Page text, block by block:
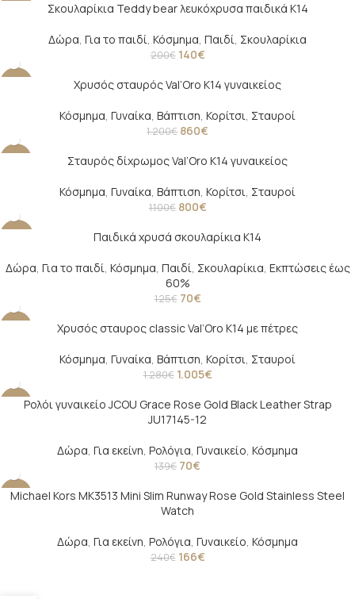
Σκουλαρίκια Teddy bear λευκόχρυσα παιδικά Κ14
Δώρα, Για το παιδί, Κόσμημα, Παιδί, Σκουλαρίκια
200€ 140€
Χρυσός σταυρός Val’Oro Κ14 γυναικείος
Κόσμημα, Γυναίκα, Βάπτιση, Κορίτσι, Σταυροί
1.200€ 860€
Σταυρός δίχρωμος Val’Oro Κ14 γυναικείος
Κόσμημα, Γυναίκα, Βάπτιση, Κορίτσι, Σταυροί
1.100€ 800€
Παιδικά χρυσά σκουλαρίκια Κ14
Δώρα, Για το παιδί, Κόσμημα, Παιδί, Σκουλαρίκια, Εκπτώσεις έως
60%
125€ 70€
Χρυσός σταυρος classic Val’Oro Κ14 με πέτρες
Κόσμημα, Γυναίκα, Βάπτιση, Κορίτσι, Σταυροί
1.280€ 1.005€
-50%Ρολόι γυναικείο JCOU Grace Rose Gold Black Leather Strap
JU17145-12
Δώρα, Για εκείνη, Ρολόγια, Γυναικείο, Κόσμημα
139€ 70€
-31%
Michael Kors MK3513 Mini Slim Runway Rose Gold Stainless Steel
Watch
Δώρα, Για εκείνη, Ρολόγια, Γυναικείο, Κόσμημα
240€ 166€